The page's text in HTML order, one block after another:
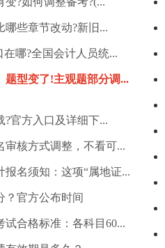
哪些章节改动?新旧...
哪?全国会计人员统...
题型变了!主观题部分调...
官方入口及详细下...
审核方式调整，不看可...
报名须知：这项“属地证...
？官方公布时间
试合格标准：各科目60...